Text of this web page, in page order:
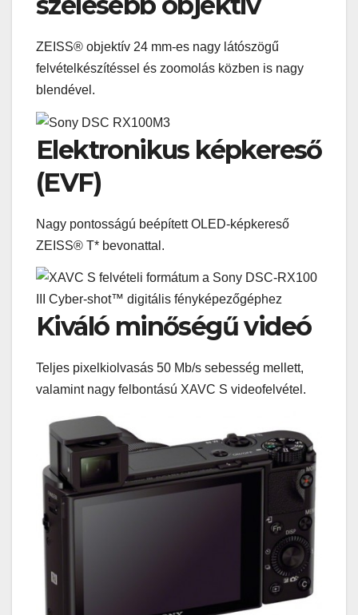
ZEISS® objektív 24 mm-es nagy látószögű
felvételkészítéssel és zoomolás közben is nagy
blendével.
Elektronikus képkereső
(EVF)
Nagy pontosságú beépített OLED-képkereső
ZEISS® T* bevonattal.
Kiváló minőségű videó
Teljes pixelkiolvasás 50 Mb/s sebesség mellett,
valamint nagy felbontású XAVC S videofelvétel.